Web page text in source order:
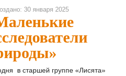
30 января 2025
в старшей группе «Лисята»